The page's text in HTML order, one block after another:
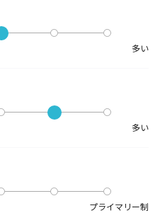
多い
多い
プライマリー制